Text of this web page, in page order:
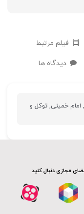
فیلم مرتبط
دیدگاه ها
, امام خمینی,توکل و
مجازی دنبال کنید